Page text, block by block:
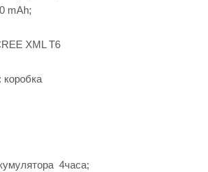
mAh;
XML T6
коробка
4часа;